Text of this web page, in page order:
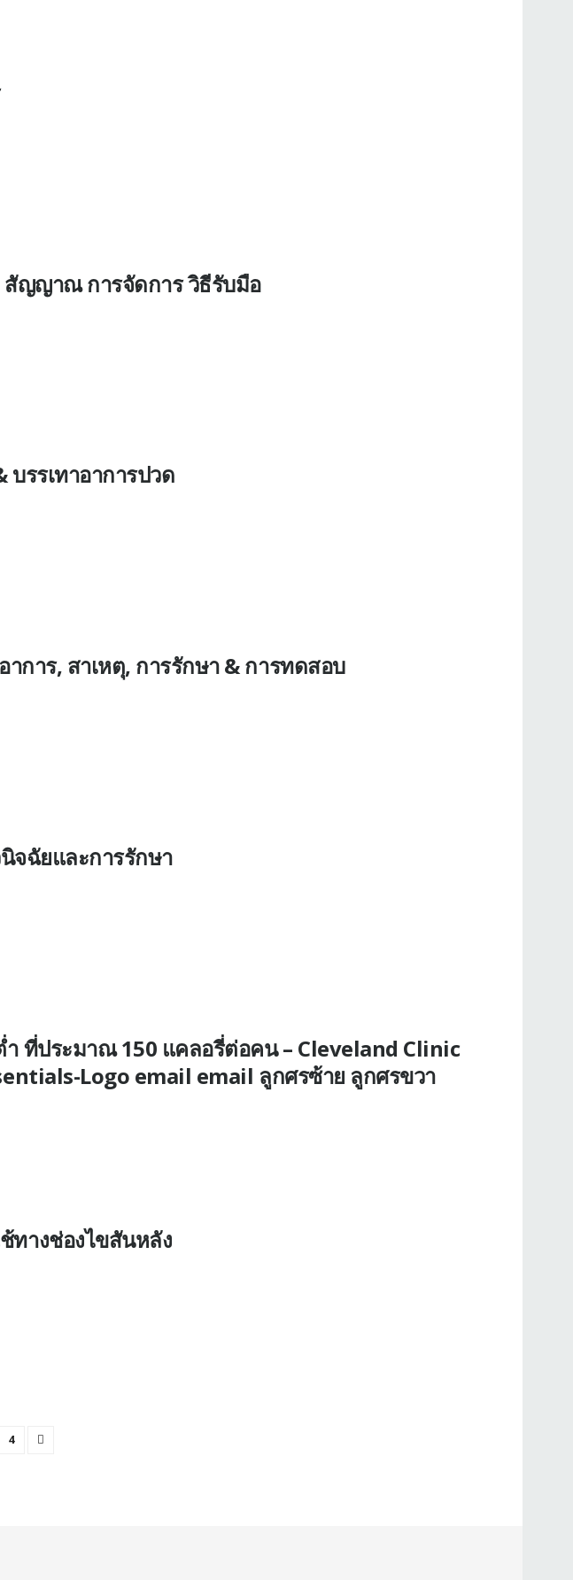
สัญญาณ การจัดการ วิธีรับมือ
บรรเทาอาการปวด
การ, สาเหตุ, การรักษา & การทดสอบ
นิจฉัยและการรักษา
ำ ที่ประมาณ 150 แคลอรี่ต่อคน – Cleveland Clinic
Logo email email ลูกศรซ้าย ลูกศรขวา
ทางช่องไขสันหลัง
4